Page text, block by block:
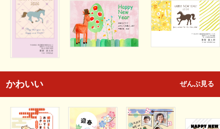
かわいい ぜんぶ見る